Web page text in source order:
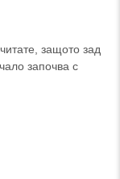
защото зад
започва с